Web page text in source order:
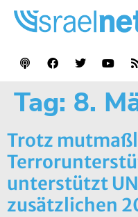
Tag: 8.
Trotz
unterstützt
zusätzlichen